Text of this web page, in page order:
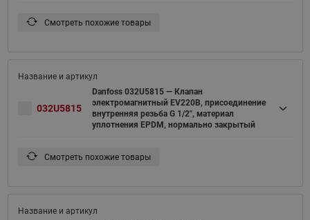
Смотреть похожие товары
032U5815
Danfoss 032U5815 — Клапан
электромагнитный EV220B, присоединение
внутренняя резьба G 1/2", материал
уплотнения EPDM, нормально закрытый
Смотреть похожие товары